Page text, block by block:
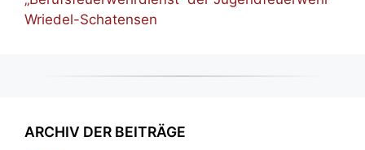
Wriedel-Schatensen
ARCHIV DER BEITRÄGE